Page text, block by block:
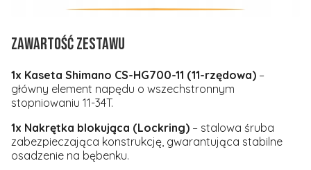
ZAWARTOŚĆ ZESTAWU
1x Kaseta Shimano CS-HG700-11 (11-rzędowa) –
główny element napędu o wszechstronnym
stopniowaniu 11-34T.
1x Nakrętka blokująca (Lockring) – stalowa śruba
zabezpieczająca konstrukcję, gwarantująca stabilne
osadzenie na bębenku.